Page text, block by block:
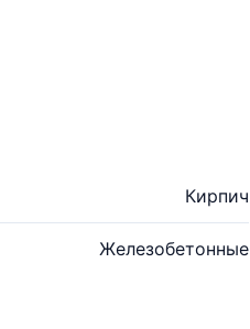
Кирпич
Железобетонные